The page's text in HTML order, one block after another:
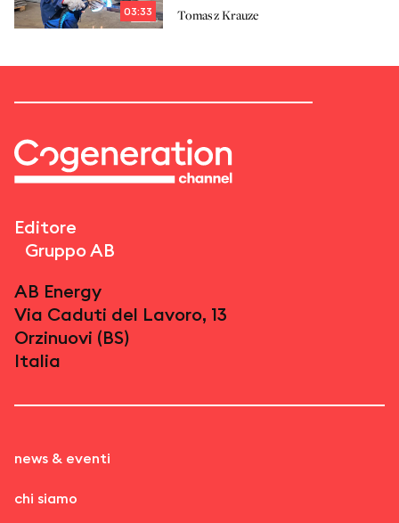
03:33 Tomasz Krauze
Editore
Gruppo AB
AB Energy
Via Caduti del Lavoro, 13
Orzinuovi (BS)
Italia
news & eventi
chi siamo